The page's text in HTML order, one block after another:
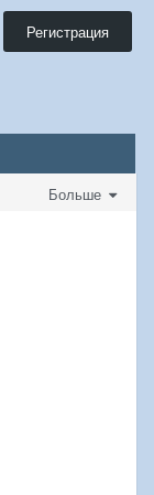
Регистрация
Больше